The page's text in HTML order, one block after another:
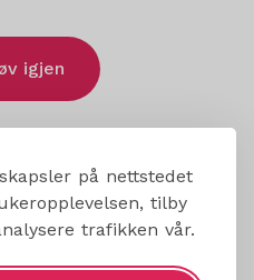
på nettstedet
tilby
trafikken vår.
igjen